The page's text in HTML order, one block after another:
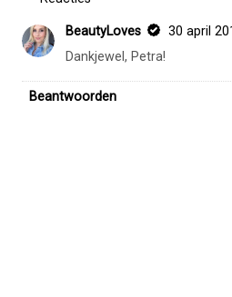
BeautyLoves
30 april
Dankjewel, Petra!
Beantwoorden